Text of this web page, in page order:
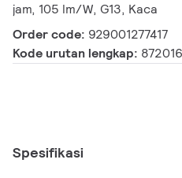
jam, 105 lm/W, G13, Kaca
Order code: 929001277417
Kode urutan lengkap:
Spesifikasi